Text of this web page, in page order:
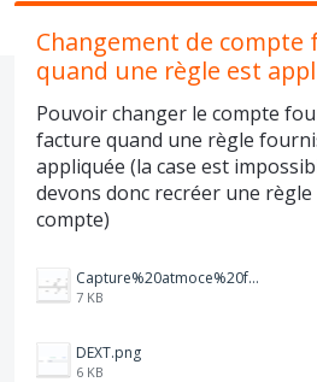
Changement de
quand une règle est
Pouvoir changer le compte
facture quand une règle
appliquée (la case est
devons donc recréer une
compte)
Capture%20atmoce%20fact%20cli.PNG
7 KB
DEXT.png
6 KB